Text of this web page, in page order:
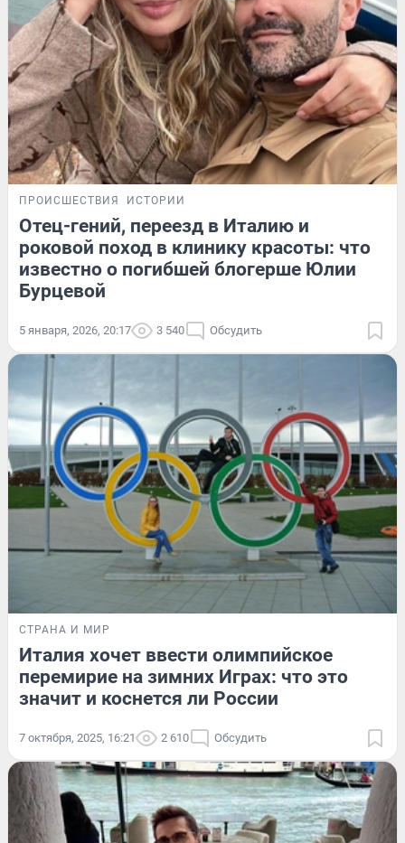
ПРОИСШЕСТВИЯ ИСТОРИИ
Отец-гений, переезд в Италию и
роковой поход в клинику красоты: что
известно о погибшей блогерше Юлии
Бурцевой
5 января, 2026, 20:17 3 540 Обсудить
СТРАНА И МИР
Италия хочет ввести олимпийское
перемирие на зимних Играх: что это
значит и коснется ли России
7 октября, 2025, 16:21 2 610 Обсудить